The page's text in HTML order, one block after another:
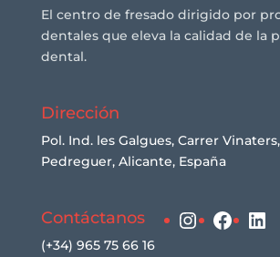
El centro de fresado dirigido por
dentales que eleva la calidad de la
dental.
Dirección
Pol. Ind. les Galgues, Carrer
Pedreguer, Alicante, España
Contáctanos
(+34) 965 75 66 16
Instagram